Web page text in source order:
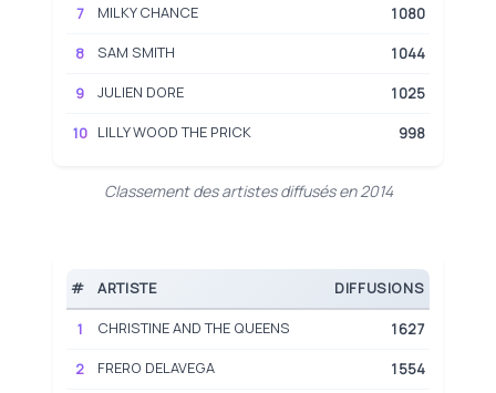
7
MILKY CHANCE
1080
8
SAM SMITH
1044
9
JULIEN DORE
1025
10 LILLY WOOD THE PRICK 998
Classement des artistes diffusés en 2014
# ARTISTE DIFFUSIONS
1 CHRISTINE AND THE QUEENS
1627
2
FRERO DELAVEGA
1554